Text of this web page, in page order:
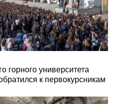
горного университета
к первокурсникам